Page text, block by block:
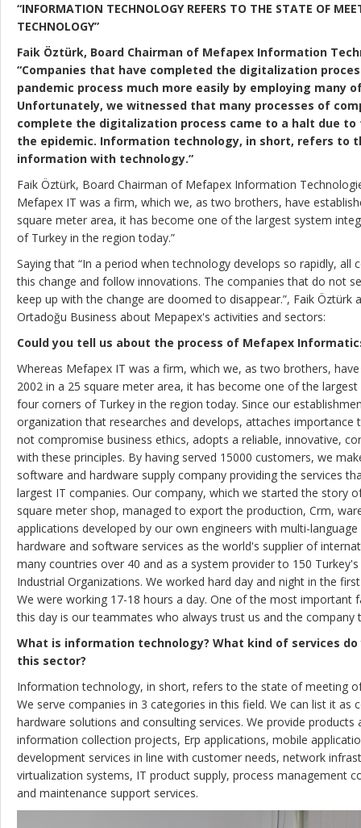
“INFORMATION TECHNOLOGY REFERS TO THE STATE OF
TECHNOLOGY”
Faik Öztürk, Board Chairman of Mefapex Information
“Companies that have completed the digitalization
pandemic process much more easily by employing many
Unfortunately, we witnessed that many processes of
complete the digitalization process came to a halt due
the epidemic. Information technology, in short, refers to
information with technology.”
Faik Öztürk, Board Chairman of Mefapex Information
Mefapex IT was a firm, which we, as two brothers, have
square meter area, it has become one of the largest system
of Turkey in the region today.”
Saying that “In a period when technology develops so rapidly, all
this change and follow innovations. The companies that do not
keep up with the change are doomed to disappear.”, Faik Öztürk
Ortadoğu Business about Mepapex's activities and sectors:
Could you tell us about the process of Mefapex
Whereas Mefapex IT was a firm, which we, as two brothers,
2002 in a 25 square meter area, it has become one of the
four corners of Turkey in the region today. Since our
organization that researches and develops, attaches
not compromise business ethics, adopts a reliable, innovative,
with these principles. By having served 15000 customers, we
software and hardware supply company providing the services
largest IT companies. Our company, which we started the story
square meter shop, managed to export the production, Crm,
applications developed by our own engineers with multi-
hardware and software services as the world's supplier of
many countries over 40 and as a system provider to 150
Industrial Organizations. We worked hard day and night in the
We were working 17-18 hours a day. One of the most
this day is our teammates who always trust us and the company
What is information technology? What kind of services
this sector?
Information technology, in short, refers to the state of meeting
We serve companies in 3 categories in this field. We can list it
hardware solutions and consulting services. We provide products
information collection projects, Erp applications, mobile
development services in line with customer needs, network
virtualization systems, IT product supply, process management
and maintenance support services.